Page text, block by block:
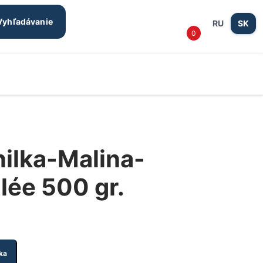
košík
0
RU SK
Malina-
500 gr.